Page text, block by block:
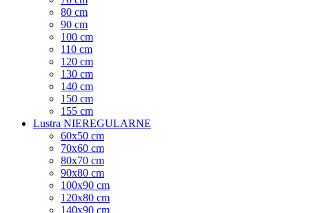
80 cm
90 cm
100 cm
110 cm
120 cm
130 cm
140 cm
150 cm
155 cm
Lustra NIEREGULARNE
60x50 cm
70x60 cm
80x70 cm
90x80 cm
100x90 cm
120x80 cm
140x90 cm